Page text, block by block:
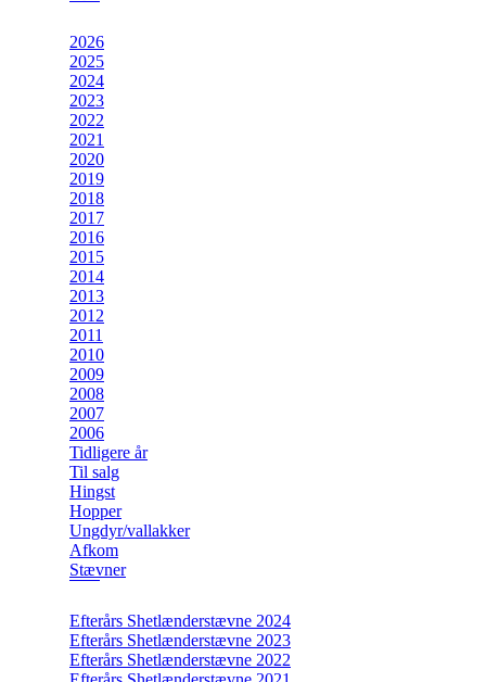
2026
2025
2024
2023
2022
2021
2020
2019
2018
2017
2016
2015
2014
2013
2012
2011
2010
2009
2008
2007
2006
Tidligere år
Til salg
Hingst
Hopper
Ungdyr/vallakker
Afkom
Stævner
Efterårs Shetlænderstævne 2024
Efterårs Shetlænderstævne 2023
Efterårs Shetlænderstævne 2022